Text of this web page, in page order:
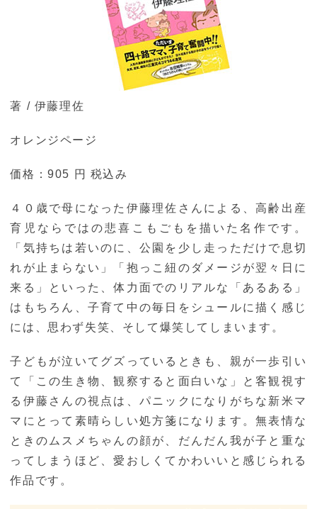
著 / 伊藤理佐
オレンジページ
価格：905 円 税込み
４０歳で母になった伊藤理佐さんによる、高齢出産
育児ならではの悲喜こもごもを描いた名作です。
「気持ちは若いのに、公園を少し走っただけで息切
れが止まらない」「抱っこ紐のダメージが翌々日に
来る」といった、体力面でのリアルな「あるある」
はもちろん、子育て中の毎日をシュールに描く感じ
には、思わず失笑、そして爆笑してしまいます。
子どもが泣いてグズっているときも、親が一歩引い
て「この生き物、観察すると面白いな」と客観視す
る伊藤さんの視点は、パニックになりがちな新米マ
マにとって素晴らしい処方箋になります。無表情な
ときのムスメちゃんの顔が、だんだん我が子と重な
ってしまうほど、愛おしくてかわいいと感じられる
作品です。